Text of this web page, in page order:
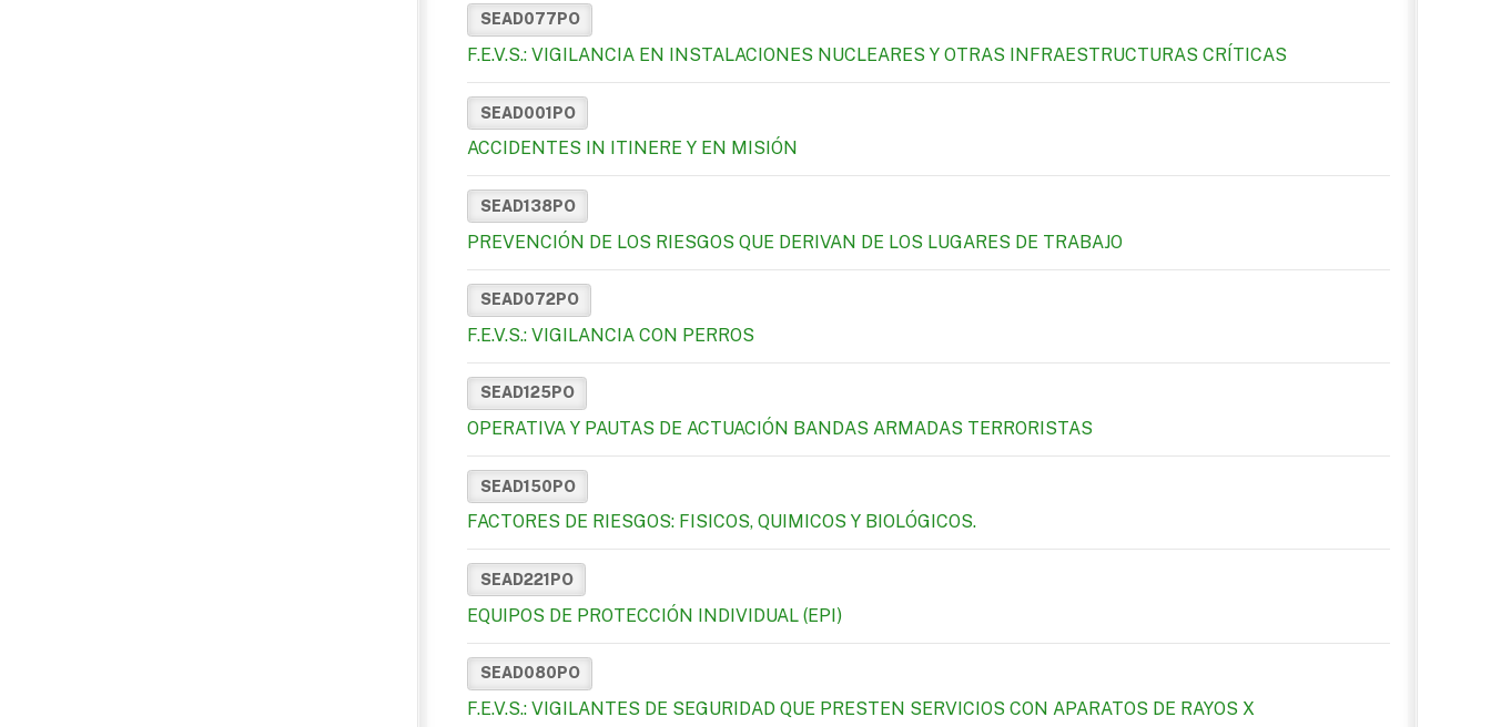
SEAD077PO
F.E.V.S.: VIGILANCIA EN INSTALACIONES NUCLEARES Y OTRAS INFRAESTRUCTURAS CRÍTICAS
SEAD001PO
ACCIDENTES IN ITINERE Y EN MISIÓN
SEAD138PO
PREVENCIÓN DE LOS RIESGOS QUE DERIVAN DE LOS LUGARES DE TRABAJO
SEAD072PO
F.E.V.S.: VIGILANCIA CON PERROS
SEAD125PO
OPERATIVA Y PAUTAS DE ACTUACIÓN BANDAS ARMADAS TERRORISTAS
SEAD150PO
FACTORES DE RIESGOS: FISICOS, QUIMICOS Y BIOLÓGICOS.
SEAD221PO
EQUIPOS DE PROTECCIÓN INDIVIDUAL (EPI)
SEAD080PO
F.E.V.S.: VIGILANTES DE SEGURIDAD QUE PRESTEN SERVICIOS CON APARATOS DE RAYOS X